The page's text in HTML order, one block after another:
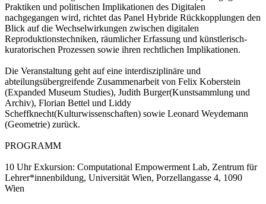
Praktiken und politischen Implikationen des Digitalen
nachgegangen wird, richtet das Panel Hybride Rückkopplungen den
Blick auf die Wechselwirkungen zwischen digitalen
Reproduktionstechniken, räumlicher Erfassung und künstlerisch-
kuratorischen Prozessen sowie ihren rechtlichen Implikationen.
Die Veranstaltung geht auf eine interdisziplinäre und
abteilungsübergreifende Zusammenarbeit von Felix Koberstein
(Expanded Museum Studies), Judith Burger(Kunstsammlung und
Archiv), Florian Bettel und Liddy
Scheffknecht(Kulturwissenschaften) sowie Leonard Weydemann
(Geometrie) zurück.
PROGRAMM
10 Uhr Exkursion: Computational Empowerment Lab, Zentrum für
Lehrer*innenbildung, Universität Wien, Porzellangasse 4, 1090
Wien